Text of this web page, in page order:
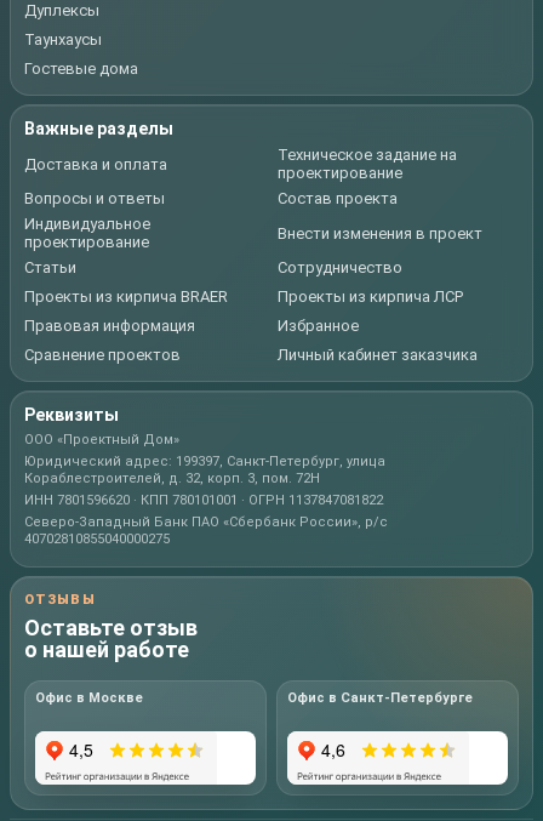
Дуплексы
Таунхаусы
Гостевые дома
Важные разделы
Доставка и оплата
Техническое задание на
проектирование
Вопросы и ответы
Состав проекта
Индивидуальное
проектирование
Внести изменения в проект
Статьи
Сотрудничество
Проекты из кирпича BRAER
Проекты из кирпича ЛСР
Правовая информация
Избранное
Сравнение проектов
Личный кабинет заказчика
Реквизиты
ООО «Проектный Дом»
Юридический адрес: 199397, Санкт-Петербург, улица
Кораблестроителей, д. 32, корп. 3, пом. 72Н
ИНН 7801596620 · КПП 780101001 · ОГРН 1137847081822
Северо-Западный Банк ПАО «Сбербанк России», р/с
40702810855040000275
ОТЗЫВЫ
Оставьте отзыв
о нашей работе
Офис в Москве Офис в Санкт-Петербурге